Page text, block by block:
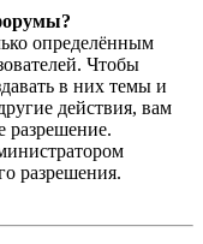
определённым
Чтобы
в них темы и
действия, вам
разрешение.
разрешения.